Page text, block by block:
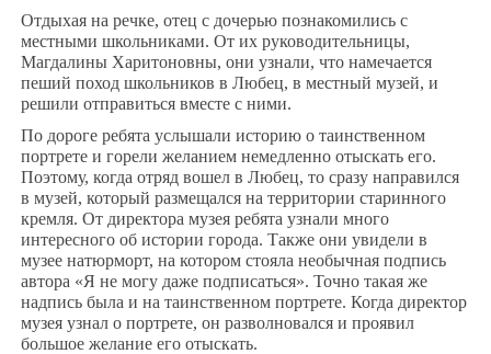
Отдыхая на речке, отец с дочерью познакомились с
местными школьниками. От их руководительницы,
Магдалины Харитоновны, они узнали, что намечается
пеший поход школьников в Любец, в местный музей, и
решили отправиться вместе с ними.
По дороге ребята услышали историю о таинственном
портрете и горели желанием немедленно отыскать его.
Поэтому, когда отряд вошел в Любец, то сразу направился
в музей, который размещался на территории старинного
кремля. От директора музея ребята узнали много
интересного об истории города. Также они увидели в
музее натюрморт, на котором стояла необычная подпись
автора «Я не могу даже подписаться». Точно такая же
надпись была и на таинственном портрете. Когда директор
музея узнал о портрете, он разволновался и проявил
большое желание его отыскать.